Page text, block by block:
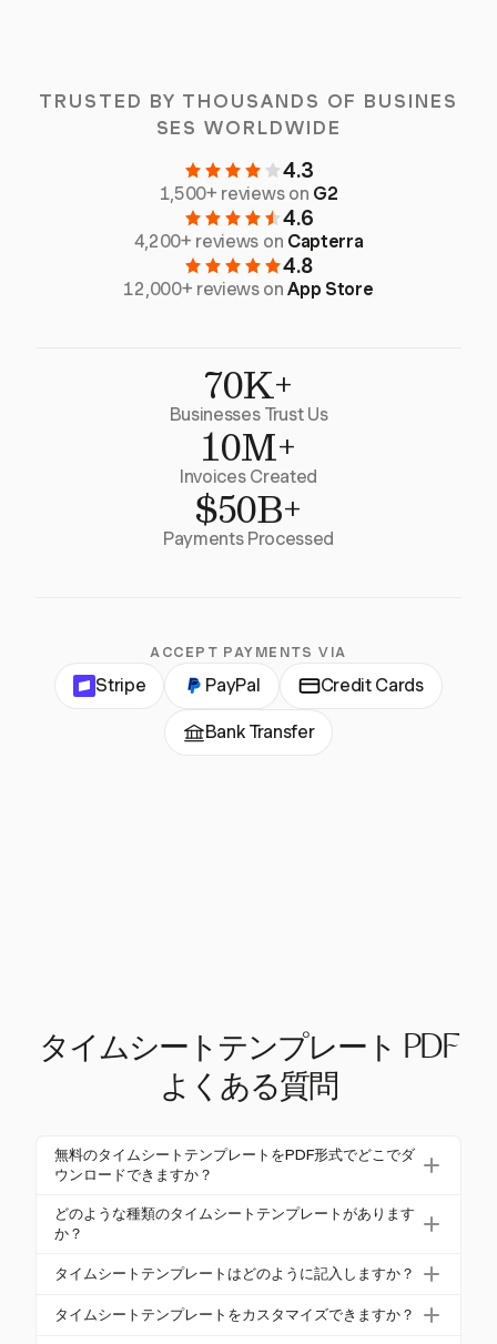
TRUSTED BY THOUSANDS OF BUSINES
SES WORLDWIDE
4.3
1,500+ reviews on G2
4.6
4,200+ reviews on Capterra
4.8
12,000+ reviews onApp Store
70K+
Businesses Trust Us
10M+
Invoices Created
$50B+
Payments Processed
ACCEPT PAYMENTS VIA
Stripe PayPal Credit Cards
Bank Transfer
タイムシートテンプレート PDF
よくある質問
無料のタイムシートテンプレートをPDF形式でどこでダ
ウンロードできますか？
Harvestから無料のタイムシートテンプレートをPDF
形式でダウンロードできます。これらのテンプレー
せてカスタマイズ可能です。
どのような種類のタイムシートテンプレートがあります
か？
タイムシートテンプレートは、日次、週次、隔週、
れらのテンプレートは、異なる追跡ニーズに対応
タイムシートテンプレートはどのように記入しますか？
タイムシートテンプレートを記入するには、開始時
タイムシートテンプレートをカスタマイズできますか？